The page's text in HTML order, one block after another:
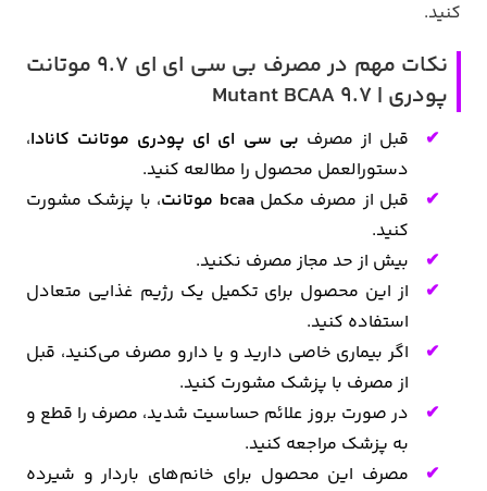
کنید.
نکات مهم در مصرف بی سی ای ای 9.7 موتانت
پودری | Mutant BCAA 9.7
قبل از مصرف بی سی ای ای پودری موتانت کانادا،
دستورالعمل محصول را مطالعه کنید.
قبل از مصرف مکملbcaa موتانت
، با پزشک مشورت
کنید.
بیش از حد مجاز مصرف نکنید.
از این محصول برای تکمیل یک رژیم غذایی متعادل
استفاده کنید.
اگر بیماری خاصی دارید و یا دارو مصرف می‌کنید، قبل
از مصرف با پزشک مشورت کنید.
در صورت بروز علائم حساسیت شدید، مصرف را قطع و
به پزشک مراجعه کنید.
مصرف این محصول برای خانم‌های باردار و شیرده